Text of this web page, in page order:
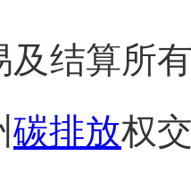
算所有
碳排放权